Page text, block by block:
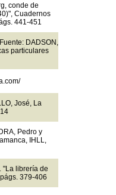
conde de
Cuadernos
441-451
DADSON,
particulares
José, La
Pedro y
IHLL,
"La librería de
379-406